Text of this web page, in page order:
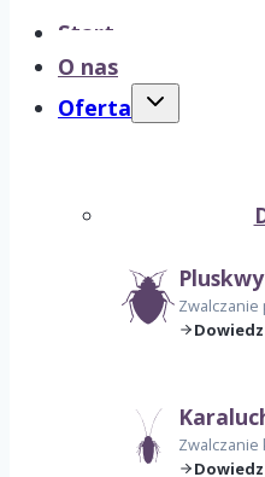
Start
O nas
Oferta
Przełącz
menu
Pluskwy